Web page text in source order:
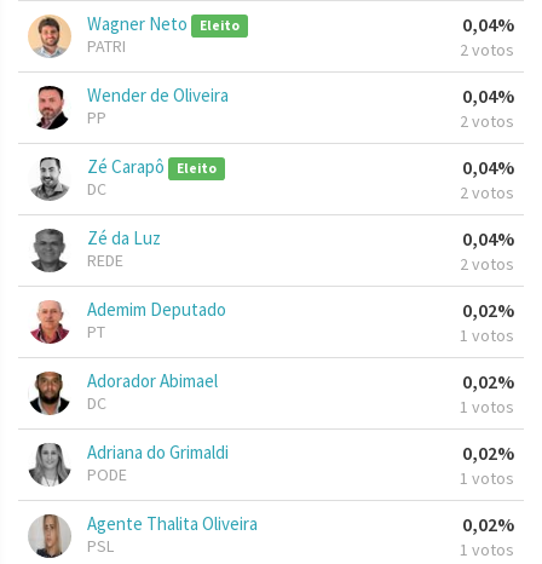
Wagner Neto Eleito
PATRI
0,04%
2 votos
Wender de Oliveira
PP
0,04%
2 votos
Zé Carapô Eleito
DC
0,04%
2 votos
Zé da Luz
REDE
0,04%
2 votos
Ademim Deputado
PT
0,02%
1 votos
Adorador Abimael
DC
0,02%
1 votos
Adriana do Grimaldi
PODE
0,02%
1 votos
Agente Thalita Oliveira
PSL
0,02%
1 votos